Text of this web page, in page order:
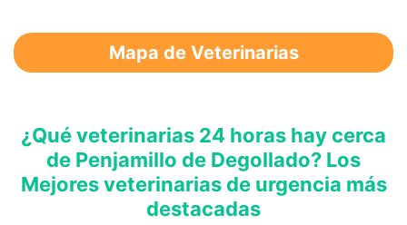
Mapa de Veterinarias
¿Qué veterinarias 24 horas hay cerca
de Penjamillo de Degollado? Los
Mejores veterinarias de urgencia más
destacadas